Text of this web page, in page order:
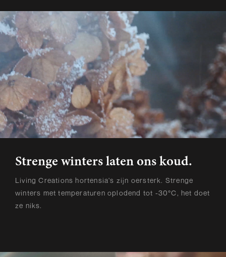
Strenge winters laten ons koud.
Living Creations hortensia's zijn oersterk. Strenge
winters met temperaturen oplodend tot -30°C, het doet
ze niks.